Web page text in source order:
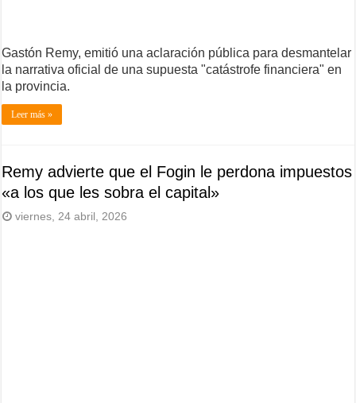
Gastón Remy, emitió una aclaración pública para desmantelar
la narrativa oficial de una supuesta "catástrofe financiera" en
la provincia.
Leer más »
Remy advierte que el Fogin le perdona impuestos
«a los que les sobra el capital»
viernes, 24 abril, 2026